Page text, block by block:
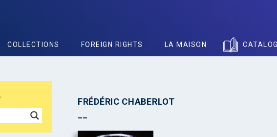
COLLECTIONS FOREIGN RIGHTS LA MAISON
FRÉDÉRIC CHABERLOT